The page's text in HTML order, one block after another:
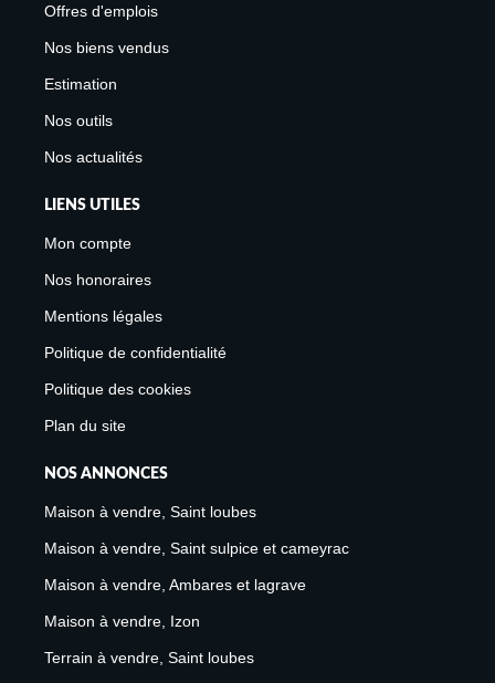
Offres d'emplois
Nos biens vendus
Estimation
Nos outils
Nos actualités
LIENS UTILES
Mon compte
Nos honoraires
Mentions légales
Politique de confidentialité
Politique des cookies
Plan du site
NOS ANNONCES
Maison à vendre, Saint loubes
Maison à vendre, Saint sulpice et cameyrac
Maison à vendre, Ambares et lagrave
Maison à vendre, Izon
Terrain à vendre, Saint loubes